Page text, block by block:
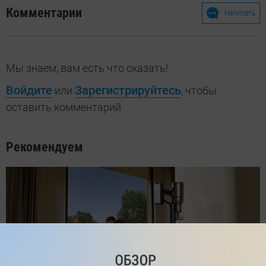
Комментарии Написать
Мы знаем, вам есть что сказать!
Войдите или Зарегистрируйтесь, чтобы
оставить комментарий
Рекомендуем